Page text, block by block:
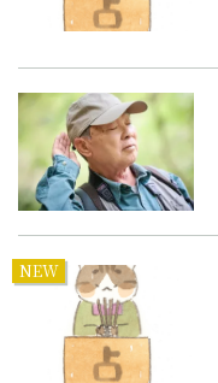
NEW